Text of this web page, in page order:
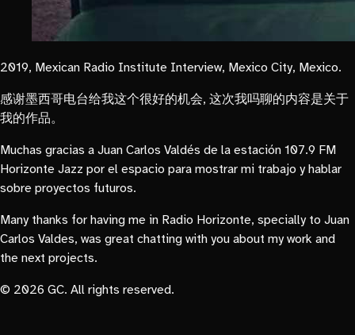
2019, Mexican Radio Institute Interview, Mexico City, Mexico.
感谢墨西哥电台给我这个很好的机会, 这次我吗聊的内容是关于
我的作品。
Muchas gracias a Juan Carlos Valdés de la estación 107.9 FM
Horizonte Jazz por el espacio para mostrar mi trabajo y hablar
sobre proyectos futuros.
Many thanks for having me in Radio Horizonte, specially to Juan
Carlos Valdes, was great chatting with you about my work and
the next projects.
© 2026 GC. All rights reserved.